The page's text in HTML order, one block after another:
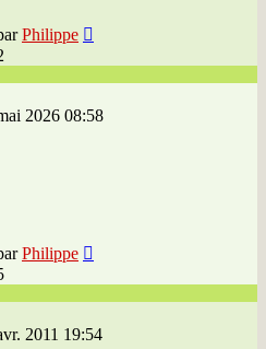
Philippe
2026 08:58
Philippe
2011 19:54